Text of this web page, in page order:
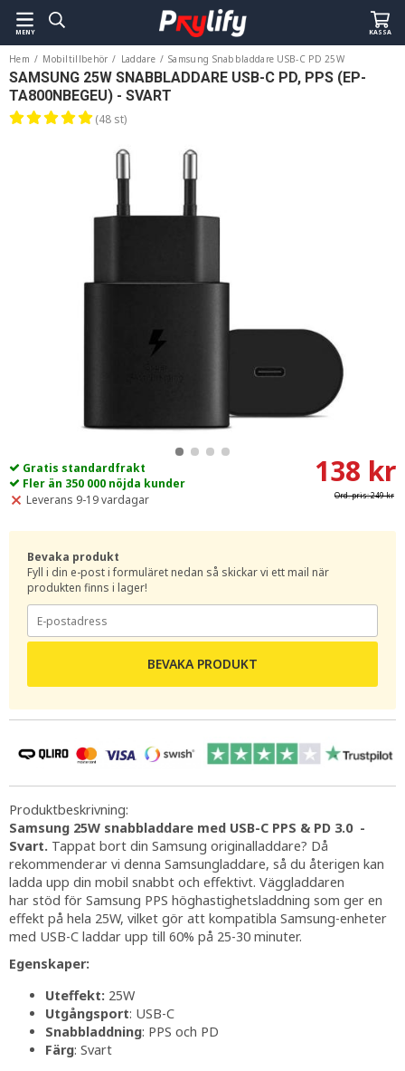
MENY KASSA
Hem / Mobiltillbehör / Laddare / Samsung Snabbladdare USB-C PD 25W
SAMSUNG 25W SNABBLADDARE USB-C PD, PPS (EP-
TA800NBEGEU) - SVART
(48 st)
Gratis standardfrakt
Fler än 350 000 nöjda kunder
Leverans 9-19 vardagar
138 kr
Ord. pris:249 kr
Bevaka produkt
Fyll i din e-post i formuläret nedan så skickar vi ett mail när
produkten finns i lager!
BEVAKA PRODUKT
Produktbeskrivning:
Samsung 25W snabbladdare med USB-C PPS & PD 3.0 -
Svart. Tappat bort din Samsung originalladdare? Då
rekommenderar vi denna Samsungladdare, så du återigen kan
ladda upp din mobil snabbt och effektivt. Väggladdaren
har stöd för Samsung PPS höghastighetsladdning som ger en
effekt på hela 25W, vilket gör att kompatibla Samsung-enheter
med USB-C laddar upp till 60% på 25-30 minuter.
Egenskaper:
Uteffekt: 25W
Utgångsport: USB-C
Snabbladdning: PPS och PD
Färg: Svart